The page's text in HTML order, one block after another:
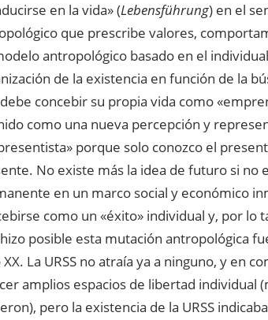
en la vida» (Lebensführung) en el
que prescribe valores,
antropológico basado en el
de la existencia en función de la
concebir su propia vida como
como una nueva percepción y
porque solo conozco el
No existe más la idea de futuro si no
en un marco social y económico
como un «éxito» individual y, por
posible esta mutación antropológica
XX. La URSS no atraía ya a ninguno, y en
amplios espacios de libertad individual
pero la existencia de la URSS